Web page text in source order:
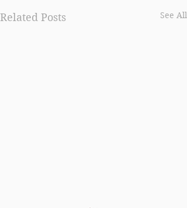
Related Posts See All